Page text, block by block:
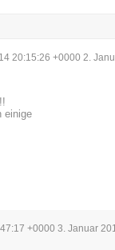
20:15:26 +0000 2.
einige
+0000 3. Januar